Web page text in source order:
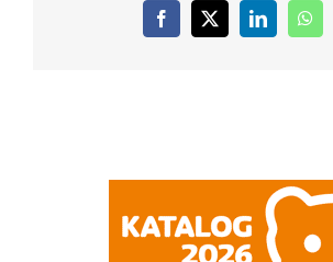
Facebook
X LinkedIn